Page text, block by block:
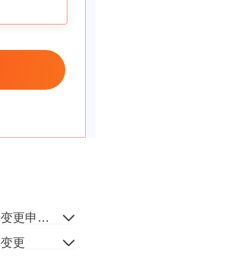
太高都不
转让协议
时候你们
转让。这
法人代表变更申请书是什么？怎么填写法人代表变更申请书？
更